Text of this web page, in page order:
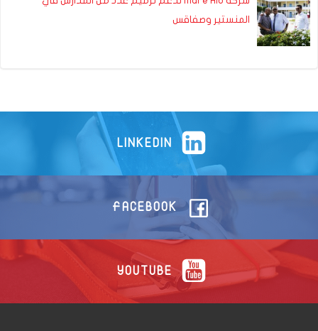
المنستير وصفاقس
LINKEDIN
FACEBOOK
YOUTUBE